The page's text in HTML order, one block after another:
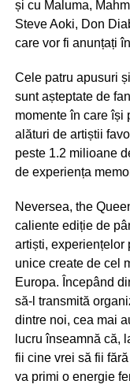
și cu Maluma,
Steve Aoki, Don
care vor fi anunțați
Cele patru apusuri
sunt așteptate de
momente în care își
alături de artiștii
peste 1.2 milioane
de experiența
Neversea, the
caliente ediție de
artiști, experiențelor
unice create de cel
Europa. Începând
să-l transmită
dintre noi, cea mai
lucru înseamnă că,
fii cine vrei să fii
va primi o energie